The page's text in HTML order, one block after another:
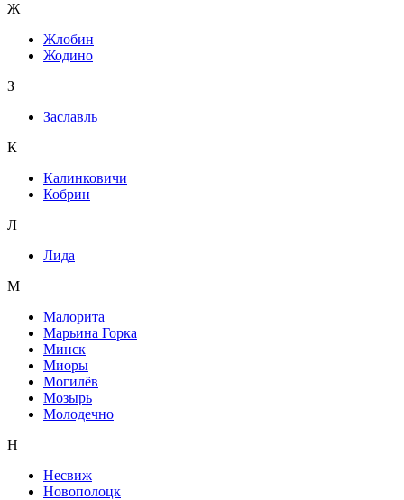
Ж
Жлобин
Жодино
З
Заславль
К
Калинковичи
Кобрин
Л
Лида
М
Малорита
Марьина Горка
Минск
Миоры
Могилёв
Мозырь
Молодечно
Н
Несвиж
Новополоцк